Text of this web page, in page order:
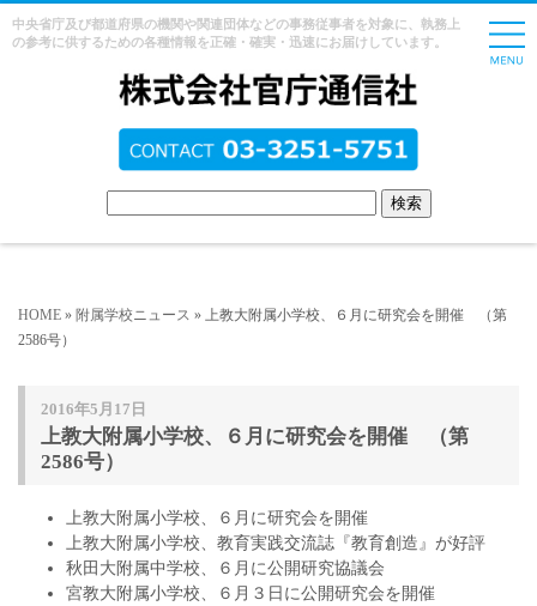
中央省庁及び都道府県の機関や関連団体などの事務従事者を対象に、執務上
の参考に供するための各種情報を正確・確実・迅速にお届けしています。
HOME » 附属学校ニュース » 上教大附属小学校、６月に研究会を開催 （第
2586号）
2016年5月17日
上教大附属小学校、６月に研究会を開催 （第
2586号）
上教大附属小学校、６月に研究会を開催
上教大附属小学校、教育実践交流誌『教育創造』が好評
秋田大附属中学校、６月に公開研究協議会
宮教大附属小学校、６月３日に公開研究会を開催